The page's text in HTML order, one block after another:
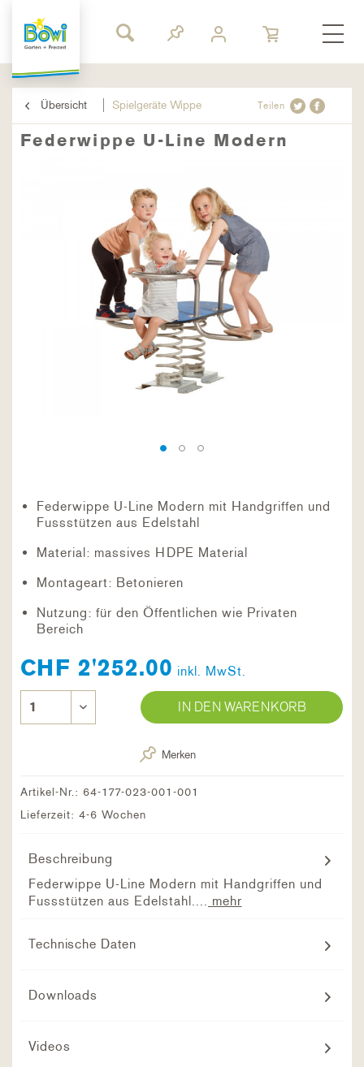
Übersicht Spielgeräte Wippe Teilen
Federwippe U-Line Modern
Federwippe U-Line Modern mit Handgriffen und
Fussstützen aus Edelstahl
Material: massives HDPE Material
Montageart: Betonieren
Nutzung: für den Öffentlichen wie Privaten
Bereich
CHF 2'252.00 inkl. MwSt.
IN DEN WARENKORB
Merken
Artikel-Nr.: 64-177-023-001-001
Lieferzeit: 4-6 Wochen
Beschreibung
Federwippe U-Line Modern mit Handgriffen und
Fussstützen aus Edelstahl....
mehr
Technische Daten
Downloads
Videos